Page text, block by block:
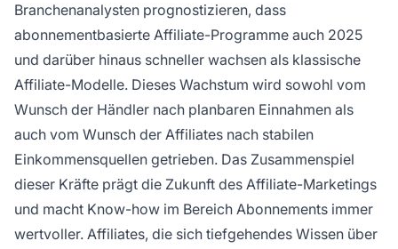
Branchenanalysten prognostizieren, dass
abonnementbasierte Affiliate-Programme auch 2025
und darüber hinaus schneller wachsen als klassische
Affiliate-Modelle. Dieses Wachstum wird sowohl vom
Wunsch der Händler nach planbaren Einnahmen als
auch vom Wunsch der Affiliates nach stabilen
Einkommensquellen getrieben. Das Zusammenspiel
dieser Kräfte prägt die Zukunft des Affiliate-Marketings
und macht Know-how im Bereich Abonnements immer
wertvoller. Affiliates, die sich tiefgehendes Wissen über